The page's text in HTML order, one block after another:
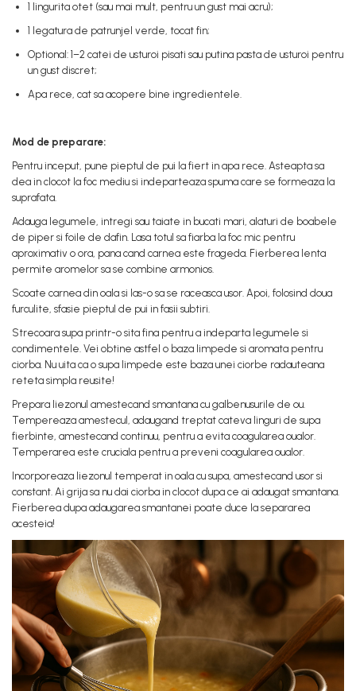
1 lingurita otet (sau mai mult, pentru un gust mai acru);
1 legatura de patrunjel verde, tocat fin;
Optional: 1–2 catei de usturoi pisati sau putina pasta de usturoi pentru
un gust discret;
Apa rece, cat sa acopere bine ingredientele.
Mod de preparare:
Pentru inceput, pune pieptul de pui la fiert in apa rece. Asteapta sa
dea in clocot la foc mediu si indeparteaza spuma care se formeaza la
suprafata.
Adauga legumele, intregi sau taiate in bucati mari, alaturi de boabele
de piper si foile de dafin. Lasa totul sa fiarba la foc mic pentru
aproximativ o ora, pana cand carnea este frageda. Fierberea lenta
permite aromelor sa se combine armonios.
Scoate carnea din oala si las-o sa se raceasca usor. Apoi, folosind doua
furculite, sfasie pieptul de pui in fasii subtiri.
Strecoara supa printr-o sita fina pentru a indeparta legumele si
condimentele. Vei obtine astfel o baza limpede si aromata pentru
ciorba. Nu uita ca o supa limpede este baza unei ciorbe radauteana
reteta simpla reusite!
Prepara liezonul amestecand smantana cu galbenusurile de ou.
Tempereaza amestecul, adaugand treptat cateva linguri de supa
fierbinte, amestecand continuu, pentru a evita coagularea oualor.
Temperarea este cruciala pentru a preveni coagularea oualor.
Incorporeaza liezonul temperat in oala cu supa, amestecand usor si
constant. Ai grija sa nu dai ciorba in clocot dupa ce ai adaugat smantana.
Fierberea dupa adaugarea smantanei poate duce la separarea
acesteia!